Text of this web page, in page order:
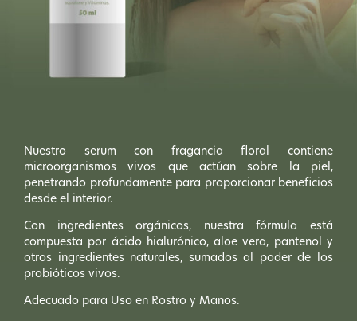
Nuestro serum con fragancia floral contiene
microorganismos vivos que actúan sobre la piel,
penetrando profundamente para proporcionar beneficios
desde el interior.
Con ingredientes orgánicos, nuestra fórmula está
compuesta por ácido hialurónico, aloe vera, pantenol y
otros ingredientes naturales, sumados al poder de los
probióticos vivos.
Adecuado para Uso en Rostro y Manos.